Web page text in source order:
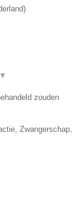
)
▼
zouden
Zwangerschap,